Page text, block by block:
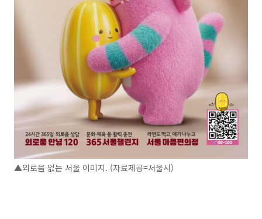
▲외로움 없는 서울 이미지. (자료제공=서울시)